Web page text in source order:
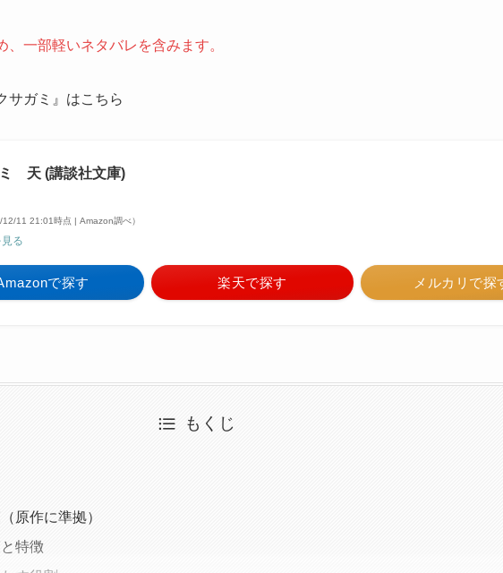
一部軽いネタバレを含みます。
サガミ』はこちら
天 (講談社文庫)
12/11 21:01時点 | Amazon調べ）
る
で探す 楽天で探す メルカリで探
もくじ
原作に準拠）
特徴